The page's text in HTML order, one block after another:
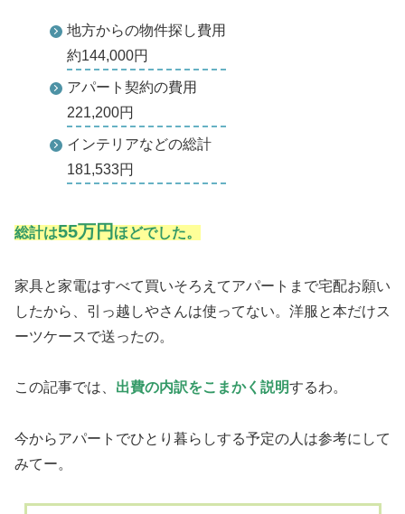
地方からの物件探し費用
約144,000円
アパート契約の費用
221,200円
インテリアなどの総計
181,533円
総計は55万円ほどでした。
家具と家電はすべて買いそろえてアパートまで宅配お願い
したから、引っ越しやさんは使ってない。洋服と本だけス
ーツケースで送ったの。
この記事では、 出費の内訳をこまかく説明するわ。
今からアパートでひとり暮らしする予定の人は参考にして
みてー。